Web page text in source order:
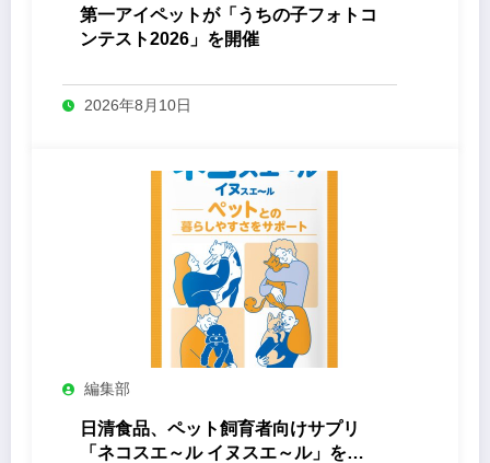
第一アイペットが「うちの子フォトコ
ンテスト2026」を開催
2026年8月10日
編集部
日清食品、ペット飼育者向けサプリ
「ネコスエ～ル イヌスエ～ル」を発